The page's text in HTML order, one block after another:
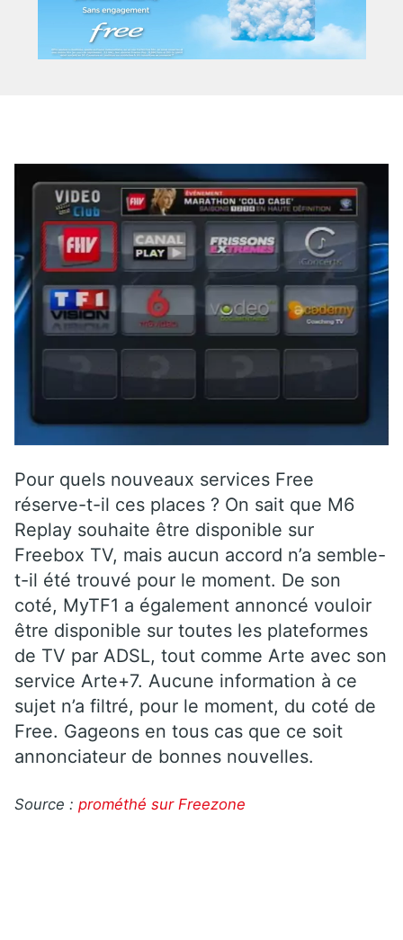
Pour quels nouveaux services Free
réserve-t-il ces places ? On sait que M6
Replay souhaite être disponible sur
Freebox TV, mais aucun accord n’a semble-
t-il été trouvé pour le moment. De son
coté, MyTF1 a également annoncé vouloir
être disponible sur toutes les plateformes
de TV par ADSL, tout comme Arte avec son
service Arte+7. Aucune information à ce
sujet n’a filtré, pour le moment, du coté de
Free. Gageons en tous cas que ce soit
annonciateur de bonnes nouvelles.
Source : prométhé sur Freezone